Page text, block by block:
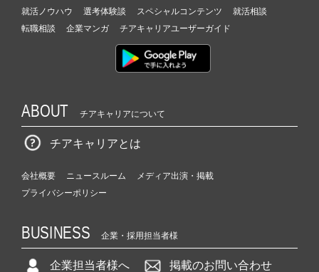
就活ノウハウ 選考体験談 スペシャルコンテンツ
就活相談
転職相談
企業マンガ チアキャリアユーザーガイド
ABOUT チアキャリアについて
チアキャリアとは
会社概要 ニュースルーム
メディア出演・掲載
プライバシーポリシー
BUSINESS 企業・採用担当者様
企業担当者様へ 掲載のお問い合わせ